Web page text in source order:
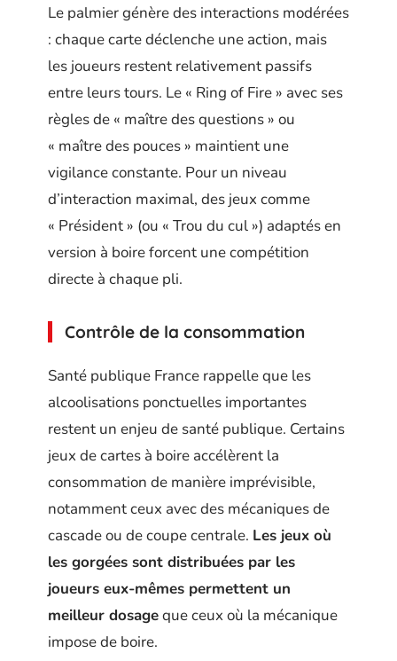
Le palmier génère des interactions modérées
: chaque carte déclenche une action, mais
les joueurs restent relativement passifs
entre leurs tours. Le « Ring of Fire » avec ses
règles de « maître des questions » ou
« maître des pouces » maintient une
vigilance constante. Pour un niveau
d’interaction maximal, des jeux comme
« Président » (ou « Trou du cul ») adaptés en
version à boire forcent une compétition
directe à chaque pli.
Contrôle de la consommation
Santé publique France rappelle que les
alcoolisations ponctuelles importantes
restent un enjeu de santé publique. Certains
jeux de cartes à boire accélèrent la
consommation de manière imprévisible,
notamment ceux avec des mécaniques de
cascade ou de coupe centrale. Les jeux où
les gorgées sont distribuées par les
joueurs eux-mêmes permettent un
meilleur dosageque ceux où la mécanique
impose de boire.